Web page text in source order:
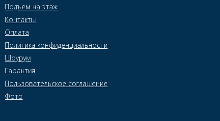
Подъем на этаж
Контакты
Оплата
Политика конфиденциальности
Шоурум
Гарантия
Пользовательское соглашение
Фото